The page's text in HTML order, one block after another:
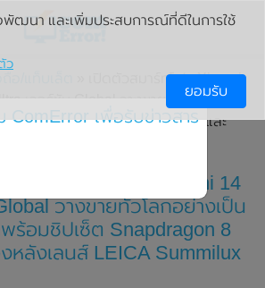
» เปิดตัวสมาร์ทโฟน Xiaomi
เวอร์ชัน Global วางขายทั่วโลกอย่าง
อมชิปเซ็ต Snapdragon 8 Gen 3 และ
Summilux Optical
น Xiaomi 14 และ Xiaomi 14
วางขายทั่วโลกอย่างเป็น
ร้อมชิปเซ็ต Snapdragon 8
หลังเลนส์ LEICA Summilux
พัฒนา และเพิ่มประสบการณ์ที่ดีในการใช้
ว
ยอมรับ
ComError เพื่อรับข่าวสาร